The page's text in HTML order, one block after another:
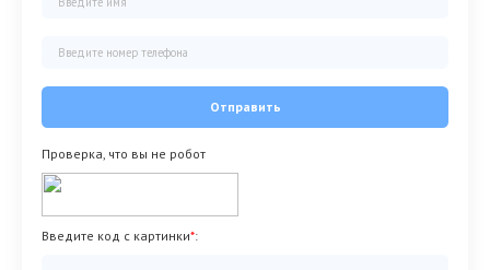
Отправить
Проверка, что вы не робот
Введите код с картинки*: